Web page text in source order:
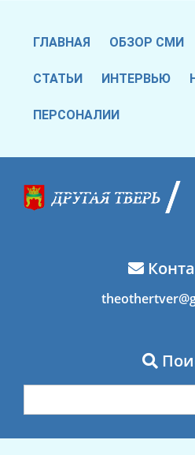
ГЛАВНАЯ ОБЗОР СМИ
СТАТЬИ ИНТЕРВЬЮ
ПЕРСОНАЛИИ